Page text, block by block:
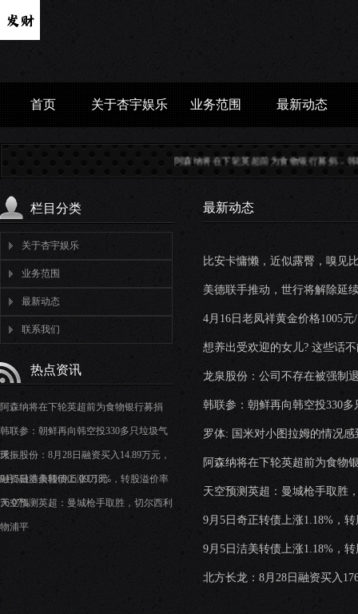
首页 关于杏宇娱乐 业务范围 最新动态
阿森纳将在下轮英超前为食物银行募捐... 韩联参：
栏目分类
关于杏宇娱乐
业务范围
最新动态
联系我们
热点资讯
阿森纳将在下轮英超前为食物银行募捐
韩联参：朝鲜再向韩空投330多只垃圾气
球
天振股份：8月28日融资买入14.89万元，
融资融券余额6905.09万元
9月5日洁美转债上涨1.18%，转股溢价率
76.07%
天空预测英超：曼城枪手取胜，切尔西利
物浦平
最新动态
比安卡慵懒，近似露臀，嗅见
美德联手推动，世行将解除延
4月16日老凤祥黄金价格1005元
想养出受欢迎的女儿? 这些话
龙泉股份：公司不存在被强制
韩联参：朝鲜再向韩空投330多
罗体: 国米对小图拉姆的情况
阿森纳将在下轮英超前为食物
天空预测英超：曼城枪手取胜
9月5日奇正转债上涨1.18%，
9月5日洁美转债上涨1.18%，
北方长龙：8月28日融资买入